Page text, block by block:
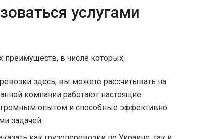
услугами
в числе которых:
здесь, вы можете рассчитывать на
компании работают настоящие
опытом и способные эффективно
задачей.